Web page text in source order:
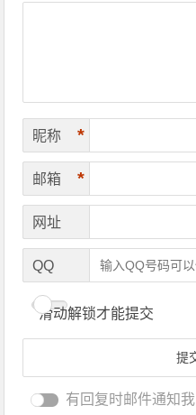
昵称 *
邮箱 *
网址
QQ
滑动解锁才能提交
有回复时邮件通知我